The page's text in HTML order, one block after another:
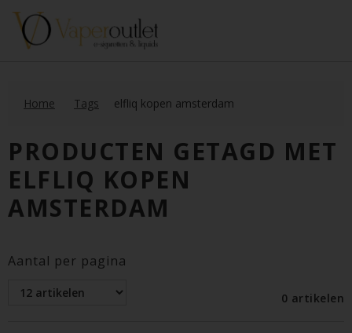
Home Tags elfliq kopen amsterdam
PRODUCTEN GETAGD MET
ELFLIQ KOPEN
AMSTERDAM
Aantal per pagina
0 artikelen